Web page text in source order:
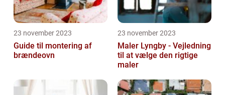
23 november 2023
Guide til montering af
brændeovn
23 november 2023
Maler Lyngby - Vejledning
til at vælge den rigtige
maler